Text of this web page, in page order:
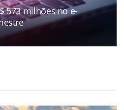
573 milhões no e-